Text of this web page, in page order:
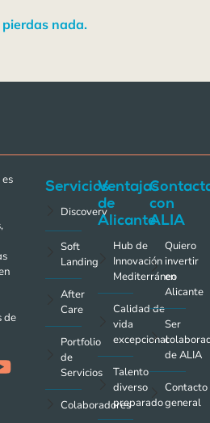
nada.
de
Servicios
Discovery
Soft
Landing
After
Care
Portfolio
de
Servicios
Colaboradores
Ventajas
de
Alicante
Hub de
Innovación
Mediterráneo
Calidad de
vida
excepcional
Talento
diverso
preparado
con
ALIA
Quiero
invertir
en
Alicante
Ser
de ALIA
Contacto
general